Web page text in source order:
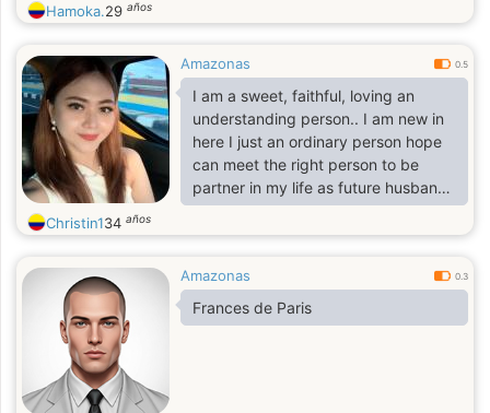
Hamoka.29 años
Amazonas 0.5
I am a sweet, faithful, loving an
understanding person.. I am new in
here I just an ordinary person hope
can meet the right person to be
partner in my life as future husband .
I like interesting conversations love
to laugh and enjoy comedy movies,
fearing believe in God all my Live,
seeking for a long term relationship
that will lead to marriage. I am good,
Christin134 años
Amazonas 0.3
Frances de Paris